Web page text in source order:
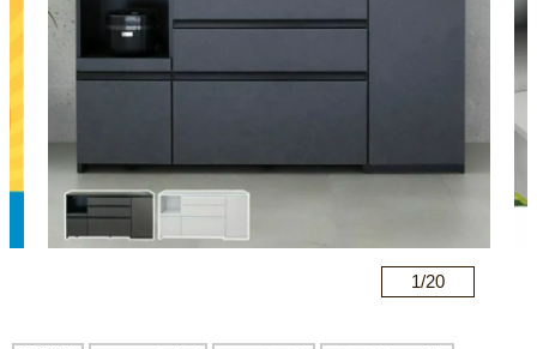
最短発送 冷感ラグ 冷感寝具 ワークデスク ウィルトンラ
ソファ
1/20